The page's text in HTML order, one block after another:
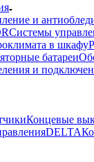
и
Системы
в шкафу
батареи
и
Концевые
DELTA